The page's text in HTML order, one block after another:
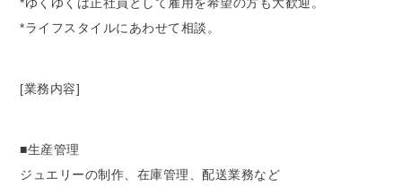
*ライフスタイルにあわせて相談。
[業務内容]
■生産管理
ジュエリーの制作、在庫管理、配送業務など